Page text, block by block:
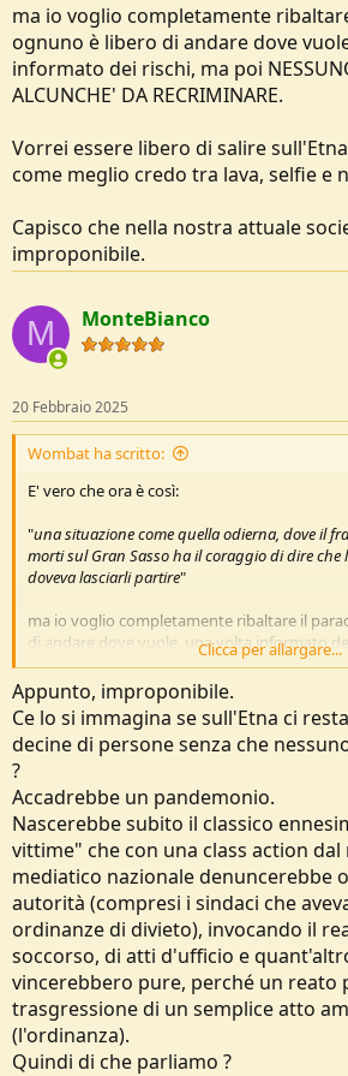
Siamo una società immersa nell'infantilismo,
va avanti più regredisce in quella direzione. E
rischio è CERTO, servono i metodi che si
ma io voglio completamente
ognuno è libero di andare dove
informato dei rischi, ma poi
ALCUNCHE' DA RECRIMINARE.
Vorrei essere libero di salire
come meglio credo tra lava, selfie e
Capisco che nella nostra attuale
improponibile.
M MonteBianco
20 Febbraio 2025
Wombat ha scritto:
E' vero che ora è così:
"una situazione come quella odierna, dove il
morti sul Gran Sasso ha il coraggio di dire che
doveva lasciarli partire"
ma io voglio completamente ribaltare il
di andare dove vuole, una volta informato
NESSUNO DEVE AVERE ALCUNCHE' DA
Vorrei essere libero di salire sull'Etna e di
credo tra lava, selfie e neve.
improponibile.
Clicca per allargare...
Appunto, improponibile.
Ce lo si immagina se sull'Etna ci
decine di persone senza che
?
Accadrebbe un pandemonio.
Nascerebbe subito il classico
vittime" che con una class action
mediatico nazionale denuncerebbe
autorità (compresi i sindaci che
ordinanze di divieto), invocando il
soccorso, di atti d'ufficio e
vincerebbero pure, perché un reato
trasgressione di un semplice atto
(l'ordinanza).
Quindi di che parliamo ?